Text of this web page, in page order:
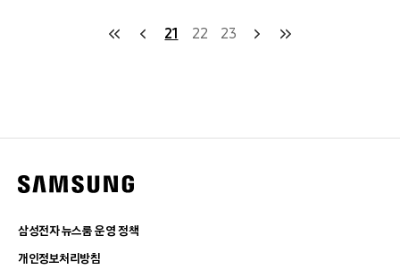
21 22 23
삼성전자 뉴스룸 운영 정책
개인정보처리방침